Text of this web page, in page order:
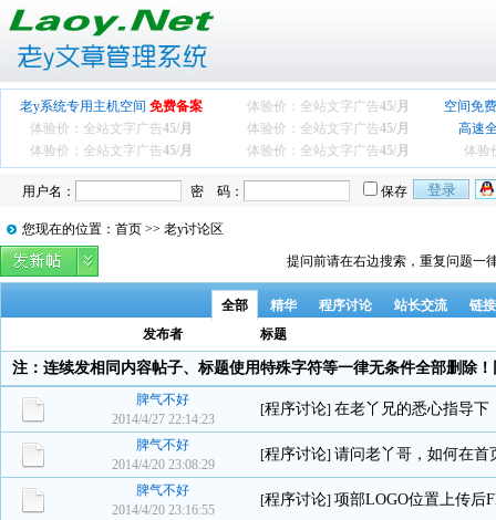
老y系统专用主机空间 免费备案 体验价：全站文字广告45/月
空间免
体验价：全站文字广告45/月 体验价：全站文字广告45/月
高速
体验价：全站文字广告45/月 体验价：全站文字广告45/月 体验
用户名： 密 码： 保存
您现在的位置：首页 >> 老y讨论区
提问前请在右边搜索，重复问题一
全部 精华 程序讨论 站长交流
链
发布者
标题
注：连续发相同内容帖子、标题使用特殊字符等一律无条件全部删除
脾气不好
2014/4/27 22:14:23
[程序讨论] 在老丫兄的悉心指导下
脾气不好
2014/4/20 23:08:29
[程序讨论] 请问老丫哥，如何在首
脾气不好
2014/4/20 23:16:55
[程序讨论] 项部LOGO位置上传后